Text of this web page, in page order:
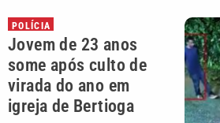
POLÍCIA
Jovem de 23 anos
some após culto de
virada do ano em
igreja de Bertioga